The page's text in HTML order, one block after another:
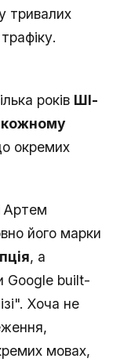
тривалих
років ШІ-
кожному
окремих
Артем
його марки
, а
Google built-
Хоча не
мовах,